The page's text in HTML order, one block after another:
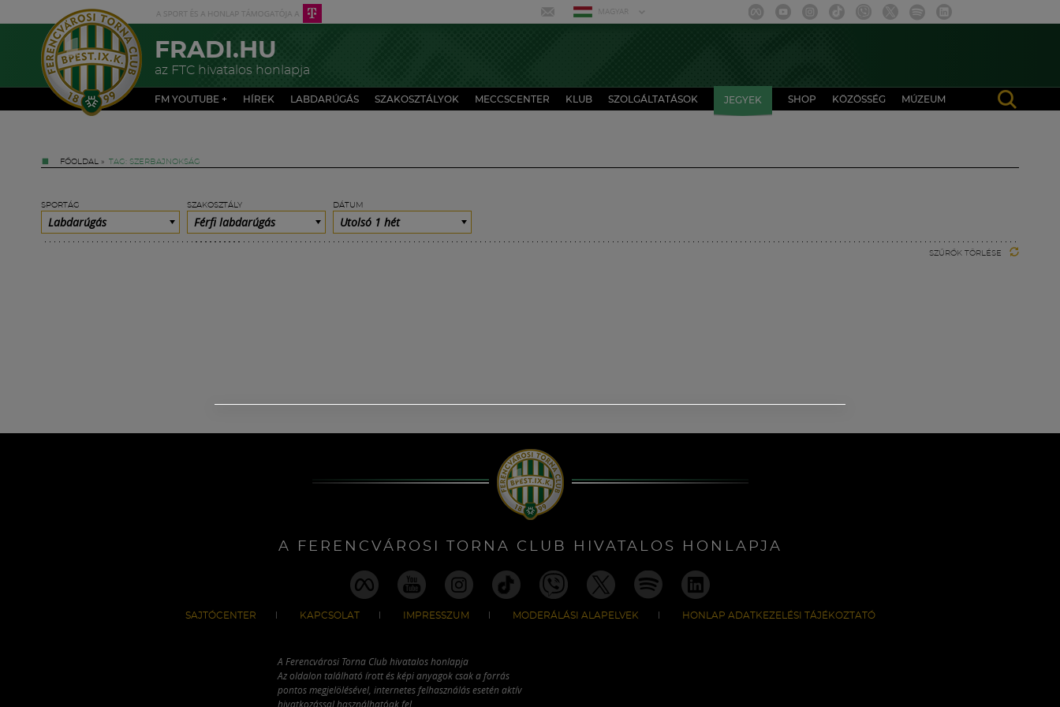
MAGYAR
FRADI.HU
az FTC hivatalos honlapja
FM YOUTUBE + HÍREK LABDARÚGÁS SZAKOSZTÁLYOK MECCSCENTER KLUB SZOLGÁLTATÁSOK JEGYEK SHOP KÖZÖSSÉG MÚZEUM
FŐOLDAL » TAG: SZERBAJNOKSÁG
SPORTÁG
Labdarúgás
SZAKOSZTÁLY
Férfi labdarúgás
DÁTUM
Utolsó 1 hét
SZŰRŐK TÖRLÉSE
A FERENCVÁROSI TORNA CLUB HIVATALOS HONLAPJA
SAJTÓCENTER KAPCSOLAT IMPRESSZUM MODERÁLÁSI ALAPELVEK HONLAP ADATKEZELÉSI TÁJÉKOZTATÓ
A Ferencvárosi Torna Club hivatalos honlapja
Az oldalon található írott és képi anyagok csak a forrás
pontos megjelölésével, internetes felhasználás esetén aktív
hivatkozással használhatóak fel.